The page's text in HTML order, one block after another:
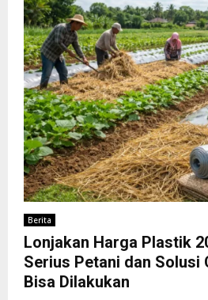
Berita
Lonjakan Harga Plastik
Serius Petani dan Solusi
Bisa Dilakukan